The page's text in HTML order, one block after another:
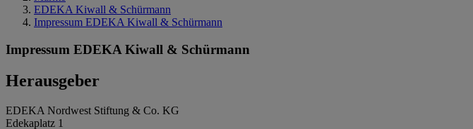
EDEKA Kiwall & Schürmann
Impressum EDEKA Kiwall & Schürmann
Impressum EDEKA Kiwall & Schürmann
Herausgeber
EDEKA Nordwest Stiftung & Co. KG
Edekaplatz 1